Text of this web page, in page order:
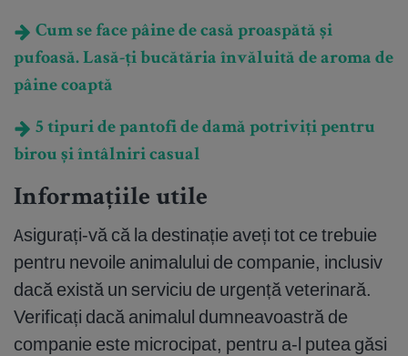
Cum se face pâine de casă proaspătă și
pufoasă. Lasă-ți bucătăria învăluită de aroma de
pâine coaptă
5 tipuri de pantofi de damă potriviți pentru
birou și întâlniri casual
Informațiile utile
Asigurați-vă că la destinație aveți tot ce trebuie
pentru nevoile animalului de companie, inclusiv
dacă există un serviciu de urgență veterinară.
Verificați dacă animalul dumneavoastră de
companie este microcipat, pentru a-l putea găsi